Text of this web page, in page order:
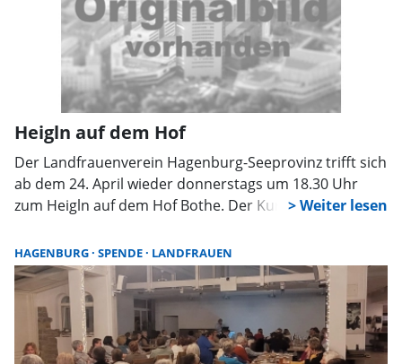
Heigln auf dem Hof
Der Landfrauenverein Hagenburg-Seeprovinz trifft sich
ab dem 24. April wieder donnerstags um 18.30 Uhr
zum Heigln auf dem Hof Bothe. Der Kurs wird von Edit
Teilnahmegebühr direkt vor Ort gezahlt. Gäste sind
willkommen, Anmeldungen werden unter
0151/64722430 oder landfrauen-hagenburg@gmx.de.
HAGENBURG SPENDE LANDFRAUEN